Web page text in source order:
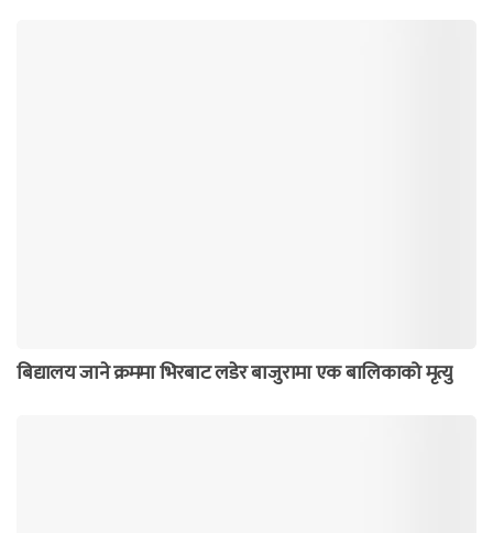
बिद्यालय जाने क्रममा भिरबाट लडेर बाजुरामा एक बालिकाको मृत्यु